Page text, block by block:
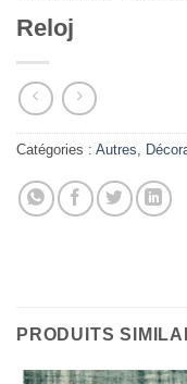
Reloj
Catégories : Autres,
PRODUITS